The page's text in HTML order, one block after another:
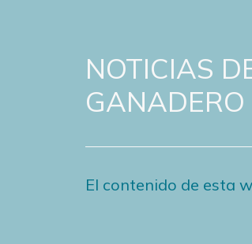
NOTICIAS
GANADERO
El contenido de esta